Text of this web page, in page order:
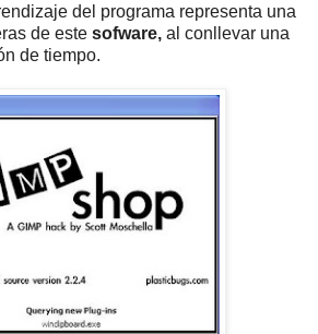
del programa representa una
de este sofware, al conllevar una
de tiempo.